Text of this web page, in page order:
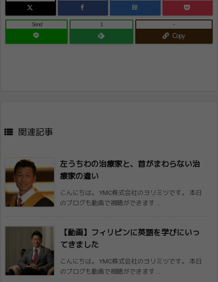
B!
Send 1
Copy
-
 関連記事
左うちわの治療家と、首がまわらない治
療家​の違い
こんにちは。 YMC株式会社のヨリミツです。 本日
のブログも動画で視聴ができます ...
【動画】フィリピンに英語を学びにいっ
てきました
こんにちは。 YMC株式会社のヨリミツです。 本日
のブログも動画で視聴ができます ...